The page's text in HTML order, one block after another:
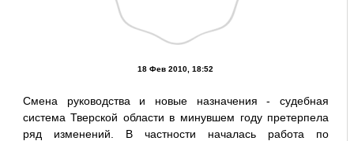
18 Фев 2010, 18:52
Смена руководства и новые назначения - судебная
система Тверской области в минувшем году претерпела
ряд изменений. В частности началась работа по